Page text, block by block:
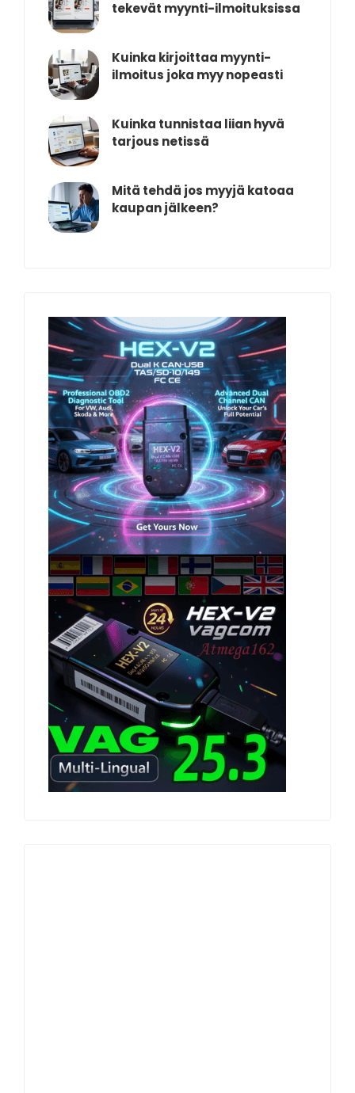
tekevät myynti-ilmoituksissa
Kuinka kirjoittaa myynti-
ilmoitus joka myy nopeasti
Kuinka tunnistaa liian hyvä
tarjous netissä
Mitä tehdä jos myyjä katoaa
kaupan jälkeen?